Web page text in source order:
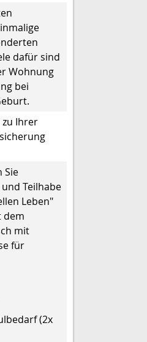
dafür sind
Wohnung
bei
zu Ihrer
Sie
Teilhabe
Leben"
dem
mit
für
(2x